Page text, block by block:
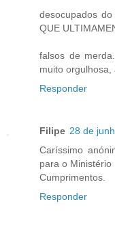
desocupados do
QUE
falsos de
muito orgulhosa,
Responder
Filipe 28 de
Caríssimo
para o Ministério
Cumprimentos.
Responder